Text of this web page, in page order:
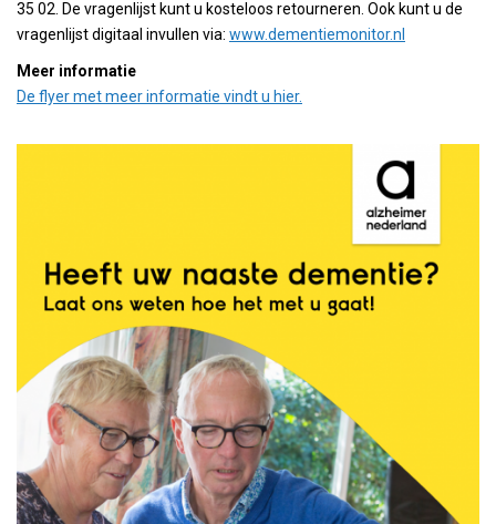
35 02. De vragenlijst kunt u kosteloos retourneren. Ook kunt u de
vragenlijst digitaal invullen via: www.dementiemonitor.nl
Meer informatie
De flyer met meer informatie vindt u hier.